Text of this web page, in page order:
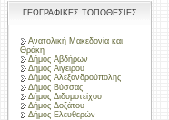
ΓΕΩΓΡΑΦΙΚΕΣ ΤΟΠΟΘΕΣΙΕΣ
Ανατολική Μακεδονία και
Θράκη
Δήμος Αβδήρων
Δήμος Αιγείρου
Δήμος Αλεξανδρούπολης
Δήμος Βύσσας
Δήμος Διδυμοτείχου
Δήμος Δοξάτου
Δήμος Ελευθερών